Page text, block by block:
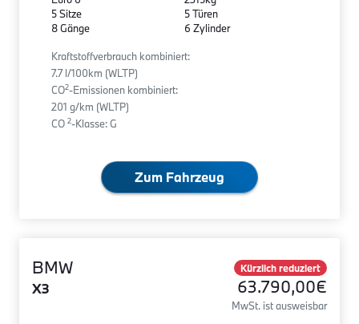
5 Sitze
8 Gänge
5 Türen
6 Zylinder
Kraftstoffverbrauch kombiniert:
7.7 l/100km (WLTP)
CO2-Emissionen kombiniert:
201 g/km (WLTP)
CO 2-Klasse: G
Zum Fahrzeug
BMW
X3
Kürzlich reduziert
63.790,00€
MwSt. ist ausweisbar